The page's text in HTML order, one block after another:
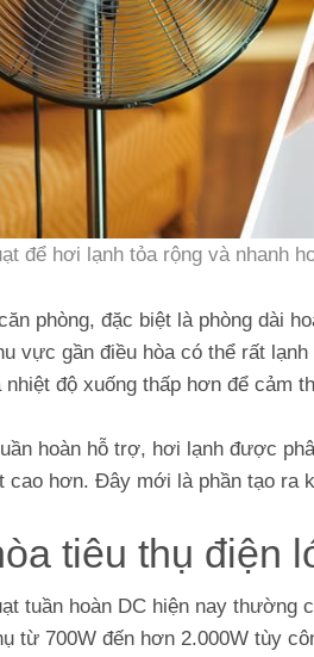
để hơi lạnh tỏa rộng và nhanh
phòng, đặc biệt là phòng dài
vực gần điều hòa có thể rất
độ xuống thấp hơn để cảm
hoàn hỗ trợ, hơi lạnh được
cao hơn. Đây mới là phần tạo ra
tiêu thụ điện
tuần hoàn DC hiện nay thường
từ 700W đến hơn 2.000W tùy